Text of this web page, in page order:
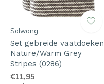
Solwang
Set gebreide vaatdoeken
Nature/Warm Grey
Stripes (0286)
€11,95